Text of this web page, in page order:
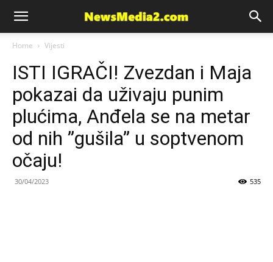
News
Media
Home Vijesti
ISTI IGRAČI! Zvezdan i Maja
pokazai da uživaju punim
plućima, Anđela se na metar
od nih ”gušila” u soptvenom
očaju!
30/04/2023 535